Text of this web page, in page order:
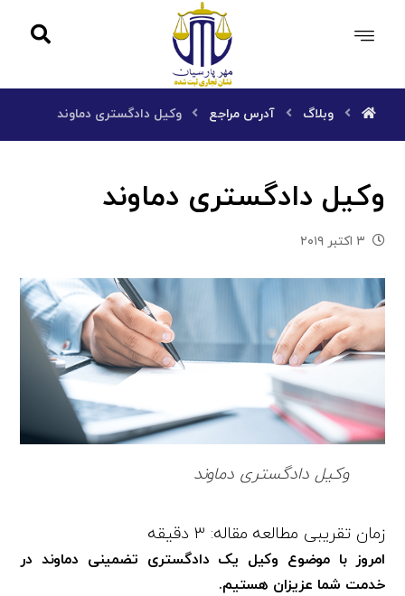
وبلاگ آدرس مراجع وکیل دادگستری دماوند
وکیل دادگستری دماوند
۳ اکتبر ۲۰۱۹
وکیل دادگستری دماوند
امروز با موضوع وکیل یک دادگستری تضمینی دماوند در
خدمت شما عزیزان هستیم.